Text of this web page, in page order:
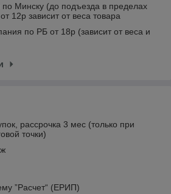
по Минску (до подъезда в пределах
12р зависит от веса товара
по РБ от 18р (зависит от веса и
рассрочка 3 мес (только при
точки)
”Расчет“ (ЕРИП)